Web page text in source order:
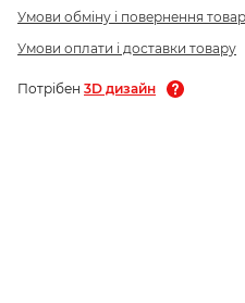
Умови обміну і повернення
Умови оплати і доставки товару
Потрібен 3D дизайн